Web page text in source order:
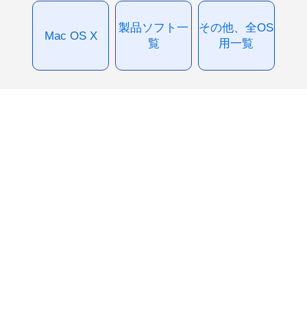
Mac OS X
製品ソフト一
覧
その他、全OS
用一覧